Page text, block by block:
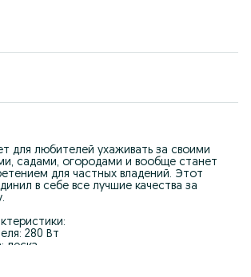
для любителей ухаживать за своими
садами, огородами и вообще станет
для частных владений. Этот
в себе все лучшие качества за
280 Вт
леска
26 см
12500 об/мин